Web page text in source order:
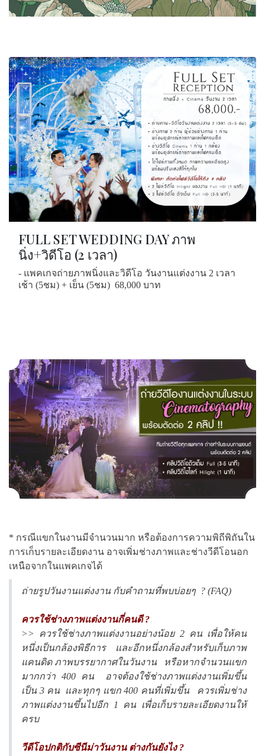
FULL SET WEDDING DAY ภาพ
นิ่ง+วิดีโอ (2 เวลา)
- แพคเกจถ่ายภาพนิ่งและวิดีโอ วันงานแต่งงาน 2 เวลา
เช้า (5ชม) + เย็น (5ชม) 68,000 บาท
* กรณีแขกในงานมีจำนวนมาก หรือต้องการความพิถีพิถันใน
การเก็บรายละเอียดงาน อาจเพิ่มช่างภาพและช่างวีดีโอนอก
เหนือจากในแพคเกจได้
ถ่ายรูปวันงานแต่งงาน กับคำถามที่พบบ่อยๆ ? (FAQ)
ควรใช้ช่างภาพแต่งงานกี่คนดี ?
>> ควรใช้ช่างภาพแต่งงานอย่างน้อย 2 คน เพื่อให้คน
หนึ่งเป็นกล้องพิธีการ และอีกหนึ่งกล้องสำหรับเก็บภาพ
แคนดิด ภาพบรรยากาศในวันงาน หรือหากจำนวนแขก
มากกว่า 400 คน อาจต้องใช้ช่างภาพแต่งงานเพิ่มขึ้น
เป็น 3 คน และทุกๆ แขก 400 คนที่เพิ่มขึ้น ควรเพิ่มช่าง
ภาพแต่งงานขึ้นไปอีก 1 คน เพื่อเก็บรายละเอียดงานให้
ครบ
วีดีโอปกติกับซีนีม่าวันงาน ต่างกันยังไง ?